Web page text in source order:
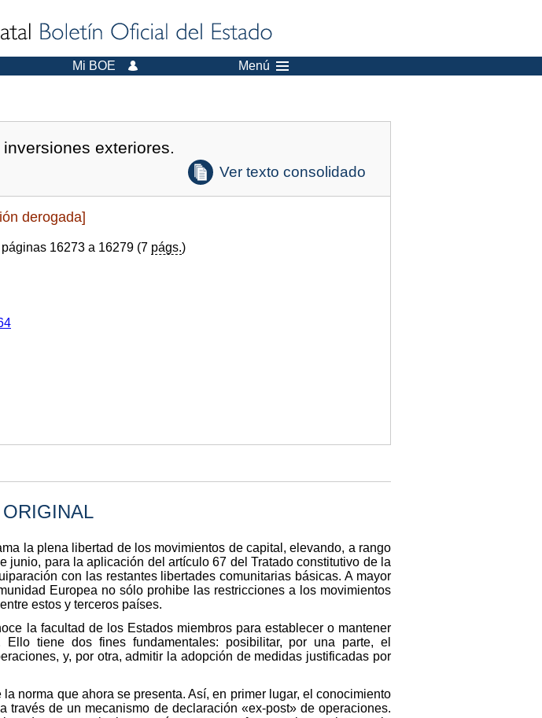
Mi BOE Menú
exteriores.
Ver texto consolidado
derogada]
16273 a 16279 (7 págs.)
la plena libertad de los movimientos de capital, elevando, a rango
para la aplicación del artículo 67 del Tratado constitutivo de la
con las restantes libertades comunitarias básicas. A mayor
Europea no sólo prohibe las restricciones a los movimientos
estos y terceros países.
la facultad de los Estados miembros para establecer o mantener
tiene dos fines fundamentales: posibilitar, por una parte, el
y, por otra, admitir la adopción de medidas justificadas por
norma que ahora se presenta. Así, en primer lugar, el conocimiento
de un mecanismo de declaración «ex-post» de operaciones.